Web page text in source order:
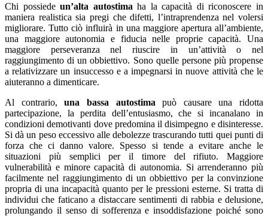
Chi possiedeun’alta autostima ha la capacità di riconoscere in
maniera realistica sia pregi che difetti, l’intraprendenza nel volersi
migliorare. Tutto ciò influirà in una maggiore apertura all’ambiente,
una maggiore autonomia e fiducia nelle proprie capacità. Una
maggiore perseveranza nel riuscire in un’attività o nel
raggiungimento di un obbiettivo. Sono quelle persone più propense
a relativizzare un insuccesso e a impegnarsi in nuove attività che le
aiuteranno a dimenticare.
Al contrario,una bassa autostima può causare una ridotta
partecipazione, la perdita dell’entusiasmo, che si incanalano in
condizioni demotivanti dove predomina il disimpegno e disinteresse.
Si dà un peso eccessivo alle debolezze trascurando tutti quei punti di
forza che ci danno valore. Spesso si tende a evitare anche le
situazioni più semplici per il timore del rifiuto. Maggiore
vulnerabilità e minore capacità di autonomia. Si arrenderanno più
facilmente nel raggiungimento di un obbiettivo per la convinzione
propria di una incapacità quanto per le pressioni esterne. Si tratta di
individui che faticano a distaccare sentimenti di rabbia e delusione,
prolungando il senso di sofferenza e insoddisfazione poiché sono